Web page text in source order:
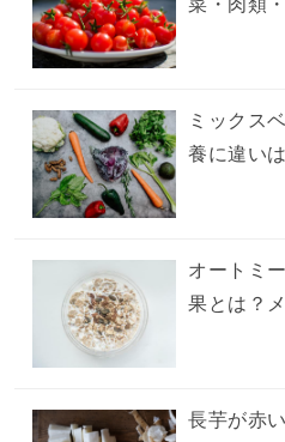
菜・肉類
ミックス
養に違い
オートミ
果とは？
長芋が赤